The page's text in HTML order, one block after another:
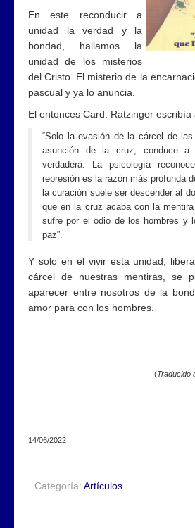
En este reconducir a
unidad la verdad y la
bondad, hallamos la
unidad de los misterios
del Cristo. El misterio de la
pascual y ya lo anuncia.
El entonces Card. Ratzinger escribía
“Solo la evasión de la cárcel de
asunción de la cruz, conduce
verdadera. La psicología
represión es la razón más profunda
la curación suele ser descender al
que en la cruz acaba con la
sufre por el odio de los hombres y
paz”.
Y solo en el vivir esta unidad,
cárcel de nuestras mentiras, se
aparecer entre nosotros de la
amor para con los hombres.
(Traducido
14/06/2022
Categoría: Artículos